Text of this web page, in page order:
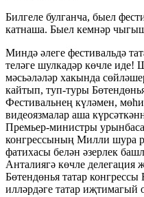
Билгеле булганча, быел
катнаша. Быел кемнәр
Миндә әлеге фестивальдә
теләге шулкадәр көчле
мәсьәләләр хакында
кайтып, туп-туры
Фестивальнең күләмен,
видеоязмалар аша
Премьер-министры
конгрессының Милли шура
фатихасы белән әзерлек
Анталиягә көчле делегация
Бөтендөнья татар
илләрдәге татар